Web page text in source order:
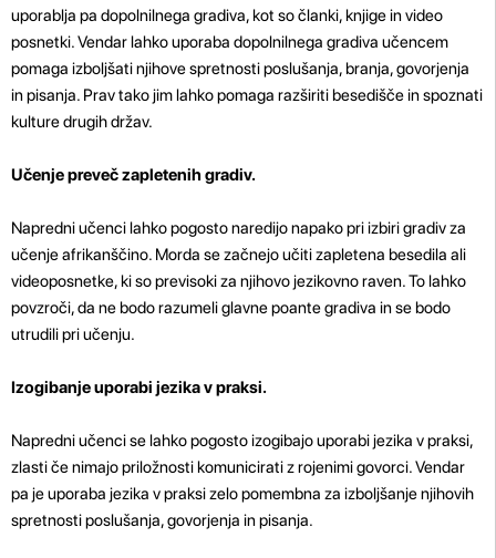
uporablja pa dopolnilnega gradiva, kot so članki, knjige in video
posnetki. Vendar lahko uporaba dopolnilnega gradiva učencem
pomaga izboljšati njihove spretnosti poslušanja, branja, govorjenja
in pisanja. Prav tako jim lahko pomaga razširiti besedišče in spoznati
kulture drugih držav.
Učenje preveč zapletenih gradiv.
Napredni učenci lahko pogosto naredijo napako pri izbiri gradiv za
učenje afrikanščino. Morda se začnejo učiti zapletena besedila ali
videoposnetke, ki so previsoki za njihovo jezikovno raven. To lahko
povzroči, da ne bodo razumeli glavne poante gradiva in se bodo
utrudili pri učenju.
Izogibanje uporabi jezika v praksi.
Napredni učenci se lahko pogosto izogibajo uporabi jezika v praksi,
zlasti če nimajo priložnosti komunicirati z rojenimi govorci. Vendar
pa je uporaba jezika v praksi zelo pomembna za izboljšanje njihovih
spretnosti poslušanja, govorjenja in pisanja.